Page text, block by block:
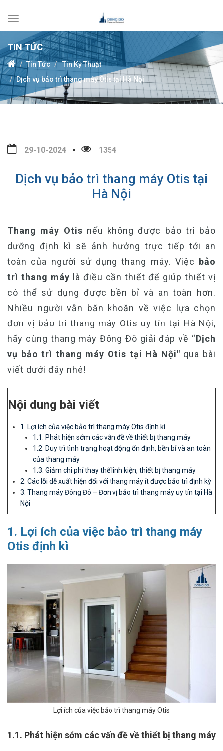
Toggle
navigation
TIN TỨC
Tin Tức
Tin Kỹ Thuật
Dịch vụ bảo trì thang máy Otis tại Hà Nội
29-10-2024 1354
Dịch vụ bảo trì thang máy Otis tại
Hà Nội
Thang máy Otis nếu không được bảo trì bảo
dưỡng định kì sẽ ảnh hưởng trực tiếp tới an
toàn của người sử dụng thang máy. Việc
bảo
trì thang máy là điều cần thiết để giúp thiết vị
có thể sử dụng được bền bỉ và an toàn hơn.
Nhiều người vẫn băn khoăn về việc lựa chọn
đơn vị bảo trì thang máy Otis uy tín tại Hà Nội,
hãy cùng thang máy Đông Đô giải đáp về “Dịch
vụ bảo trì thang máy Otis tại Hà Nội" qua bài
viết dưới đây nhé!
Nội dung bài viết
1. Lợi ích của việc bảo trì thang máy Otis định kì
1.1. Phát hiện sớm các vấn đề về thiết bị thang máy
1.2. Duy trì tình trạng hoạt động ổn định, bền bỉ và an toàn
của thang máy
1.3. Giảm chi phí thay thế linh kiện, thiết bị thang máy
2. Các lỗi dễ xuất hiện đối với thang máy ít được bảo trì định kỳ
3. Thang máy Đông Đô – Đơn vị bảo trì thang máy uy tín tại Hà
Nội
1. Lợi ích của việc bảo trì thang máy
Otis định kì
Lợi ích của việc bảo trì thang máy Otis
1.1. Phát hiện sớm các vấn đề về thiết bị thang máy